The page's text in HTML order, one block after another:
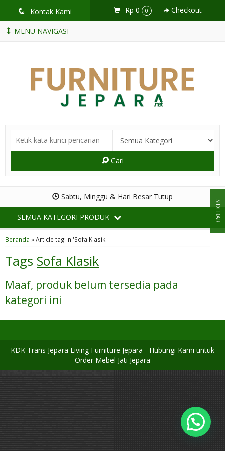
q Kontak Kami Rp 0 0 Checkout
MENU NAVIGASI
Cari
Sabtu, Minggu & Hari Besar Tutup
SEMUA KATEGORI PRODUK
Beranda »Article tag in 'Sofa Klasik'
Tags Sofa Klasik
Maaf, produk belum tersedia pada
kategori ini
SIDEBAR
KDK Trans Jepara Living Furniture Jepara - Hubungi Kami untuk
Order Mebel Jati Jepara